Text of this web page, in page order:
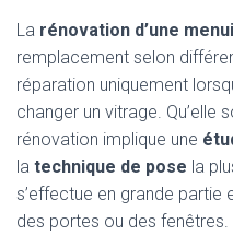
La rénovation d’une
remplacement selon
réparation uniquement
changer un vitrage. Qu’elle
rénovation implique une
la technique de pose la
s’effectue en grande partie
des portes ou des fenêtres.